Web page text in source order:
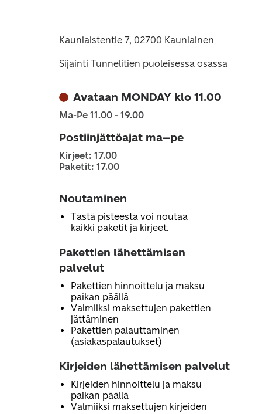
Kauniaistentie 7, 02700 Kauniainen
Sijainti Tunnelitien puoleisessa osassa
Avataan MONDAY klo 11.00
Ma-Pe 11.00 - 19.00
Postiinjättöajat ma–pe
Kirjeet: 17.00
Paketit: 17.00
Noutaminen
Tästä pisteestä voi noutaa
kaikki paketit ja kirjeet.
Pakettien lähettämisen
palvelut
Pakettien hinnoittelu ja maksu
paikan päällä
Valmiiksi maksettujen pakettien
jättäminen
Pakettien palauttaminen
(asiakaspalautukset)
Kirjeiden lähettämisen palvelut
Kirjeiden hinnoittelu ja maksu
paikan päällä
Valmiiksi maksettujen kirjeiden